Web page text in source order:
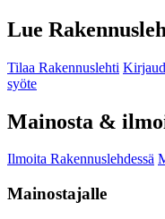
Lue
Tilaa Rakennuslehti
syöte
Mainosta &
Ilmoita Rakennuslehdessä
Mainostajalle